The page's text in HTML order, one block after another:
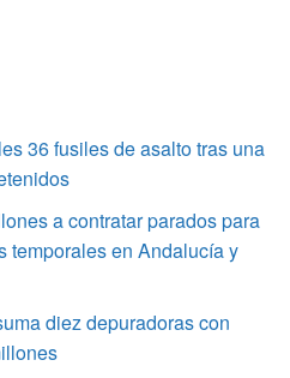
36 fusiles de asalto tras una
a contratar parados para
temporales en Andalucía y
diez depuradoras con